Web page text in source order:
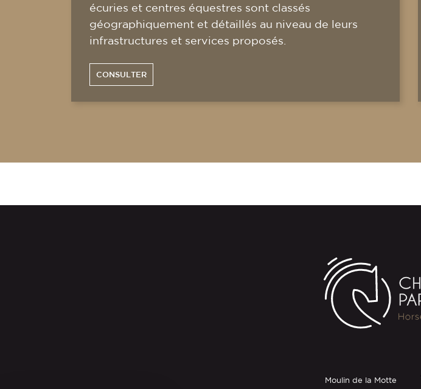
écuries et centres équestres sont classés
géographiquement et détaillés au niveau de leurs
infrastructures et services proposés.
CONSULTER
Moulin de la Motte